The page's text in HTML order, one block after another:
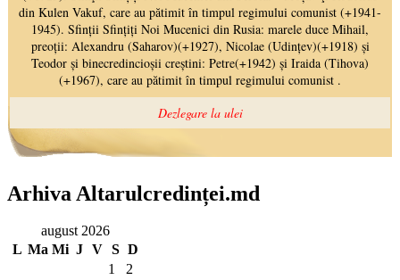
Arhiva Altarulcredinței.md
august 2026
L Ma Mi J V S D
1
2